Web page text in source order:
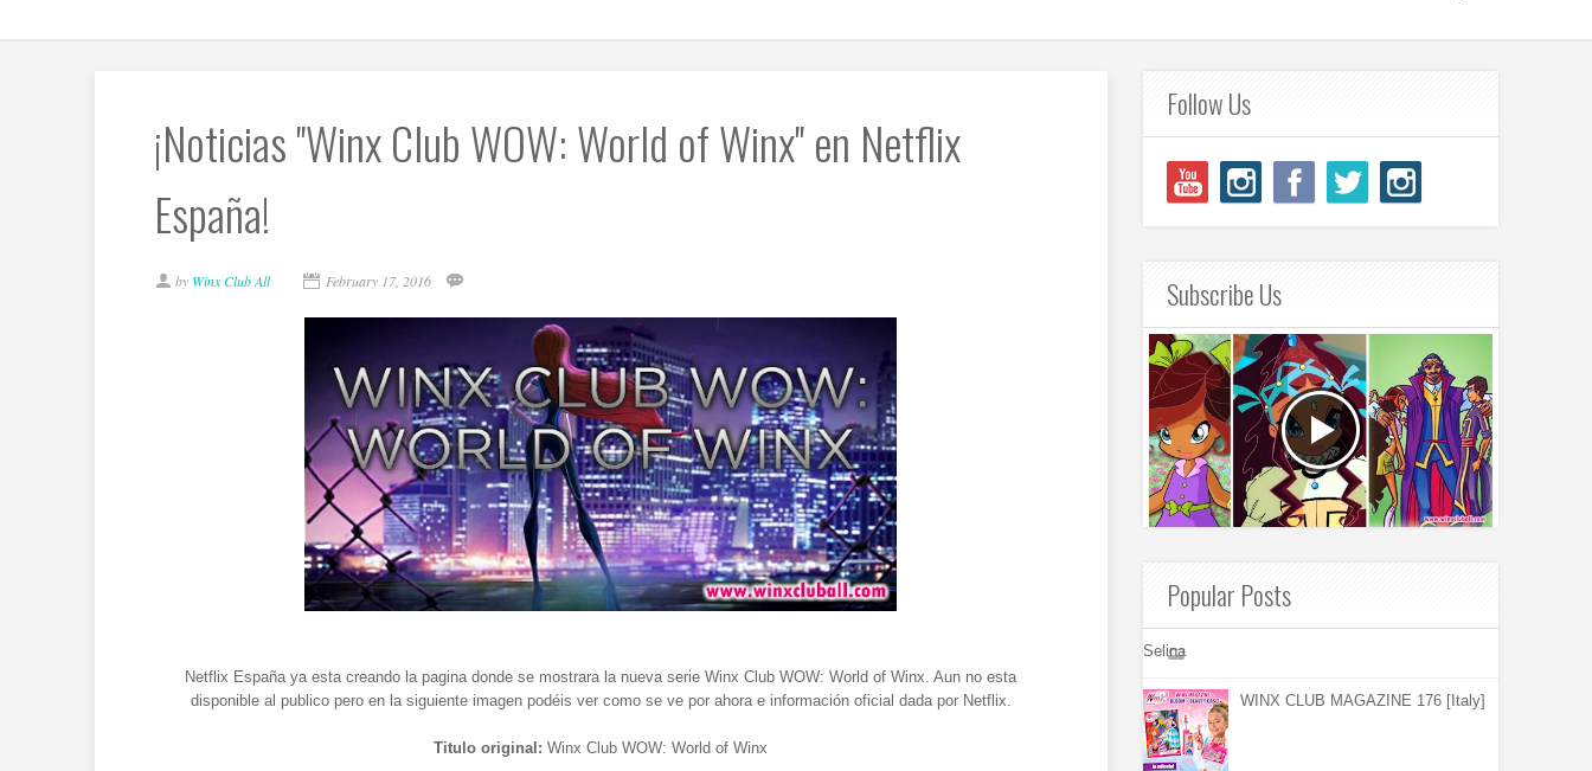
¡Noticias ''Winx Club WOW: World of Winx'' en Netflix
España!
by Winx Club All February 17, 2016
Netflix España ya esta creando la pagina donde se mostrara la nueva serie Winx Club WOW: World of Winx. Aun no esta
disponible al publico pero en la siguiente imagen podéis ver como se ve por ahora e información oficial dada por Netflix.
Titulo original: Winx Club WOW: World of Winx
Follow Us
Subscribe Us
Popular Posts
Selina
WINX CLUB MAGAZINE 176 [Italy]